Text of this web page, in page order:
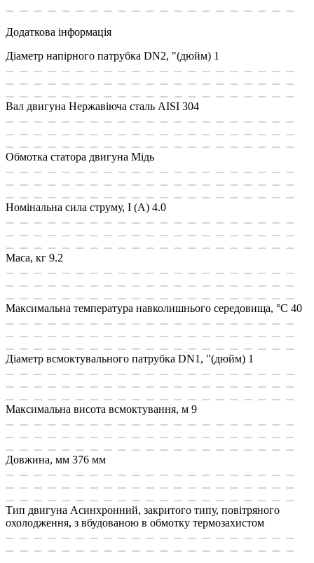
Додаткова інформація
Діаметр напірного патрубка DN2, "(дюйм) 1
Вал двигуна Нержавіюча сталь AISI 304
Обмотка статора двигуна Мідь
Номінальна сила струму, I (А) 4.0
Маса, кг 9.2
Максимальна температура навколишнього середовища, °C 40
Діаметр всмоктувального патрубка DN1, "(дюйм) 1
Максимальна висота всмоктування, м 9
Довжина, мм 376 мм
Тип двигуна Асинхронний, закритого типу, повітряного
охолодження, з вбудованою в обмотку термозахистом